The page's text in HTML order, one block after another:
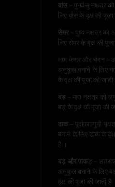
बांस
– पुनर्वसु नक्षत्र
लिए बांस के वृक्ष की
सेमर
– पुष्य नक्षत्र
लिए सेमर के वृक्ष की
नाग केसर और चंदन –
अनुकूल बनाने के लिए
के वृक्ष की पूजा की जाती
बड़
– मघा नक्षत्र को
बड़ के वृक्ष की पूजा की
ढाक
– पूर्वाफाल्गुनी
बनाने के लिए ढाक के
है ।
बड़ और पाकड़ –
अनुकूल बनाने के लिए
वृक्ष की पूजा की जाती है